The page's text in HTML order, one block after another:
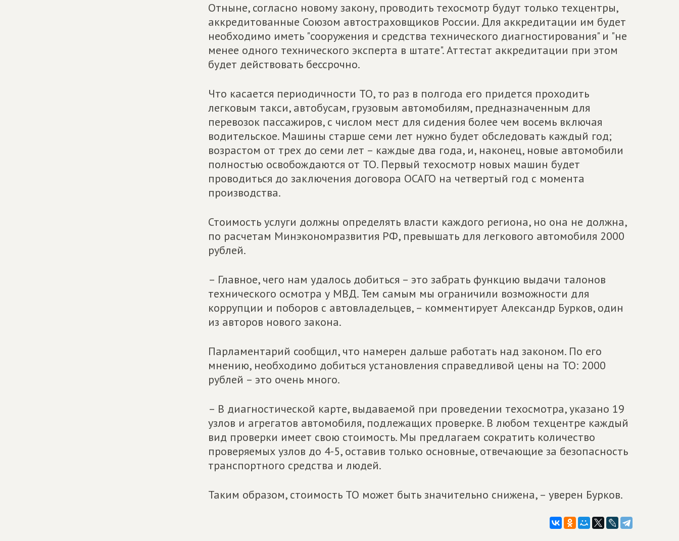
Отныне, согласно новому закону, проводить техосмотр будут только техцентры,
аккредитованные Союзом автостраховщиков России. Для аккредитации им будет
необходимо иметь "сооружения и средства технического диагностирования" и "не
менее одного технического эксперта в штате". Аттестат аккредитации при этом
будет действовать бессрочно.
Что касается периодичности ТО, то раз в полгода его придется проходить
легковым такси, автобусам, грузовым автомобилям, предназначенным для
перевозок пассажиров, с числом мест для сидения более чем восемь включая
водительское. Машины старше семи лет нужно будет обследовать каждый год;
возрастом от трех до семи лет – каждые два года, и, наконец, новые автомобили
полностью освобождаются от ТО. Первый техосмотр новых машин будет
проводиться до заключения договора ОСАГО на четвертый год с момента
производства.
Стоимость услуги должны определять власти каждого региона, но она не должна,
по расчетам Минэкономразвития РФ, превышать для легкового автомобиля 2000
рублей.
– Главное, чего нам удалось добиться – это забрать функцию выдачи талонов
технического осмотра у МВД. Тем самым мы ограничили возможности для
коррупции и поборов с автовладельцев, – комментирует Александр Бурков, один
из авторов нового закона.
Парламентарий сообщил, что намерен дальше работать над законом. По его
мнению, необходимо добиться установления справедливой цены на ТО: 2000
рублей – это очень много.
– В диагностической карте, выдаваемой при проведении техосмотра, указано 19
узлов и агрегатов автомобиля, подлежащих проверке. В любом техцентре каждый
вид проверки имеет свою стоимость. Мы предлагаем сократить количество
проверяемых узлов до 4-5, оставив только основные, отвечающие за безопасность
транспортного средства и людей.
Таким образом, стоимость ТО может быть значительно снижена, – уверен Бурков.